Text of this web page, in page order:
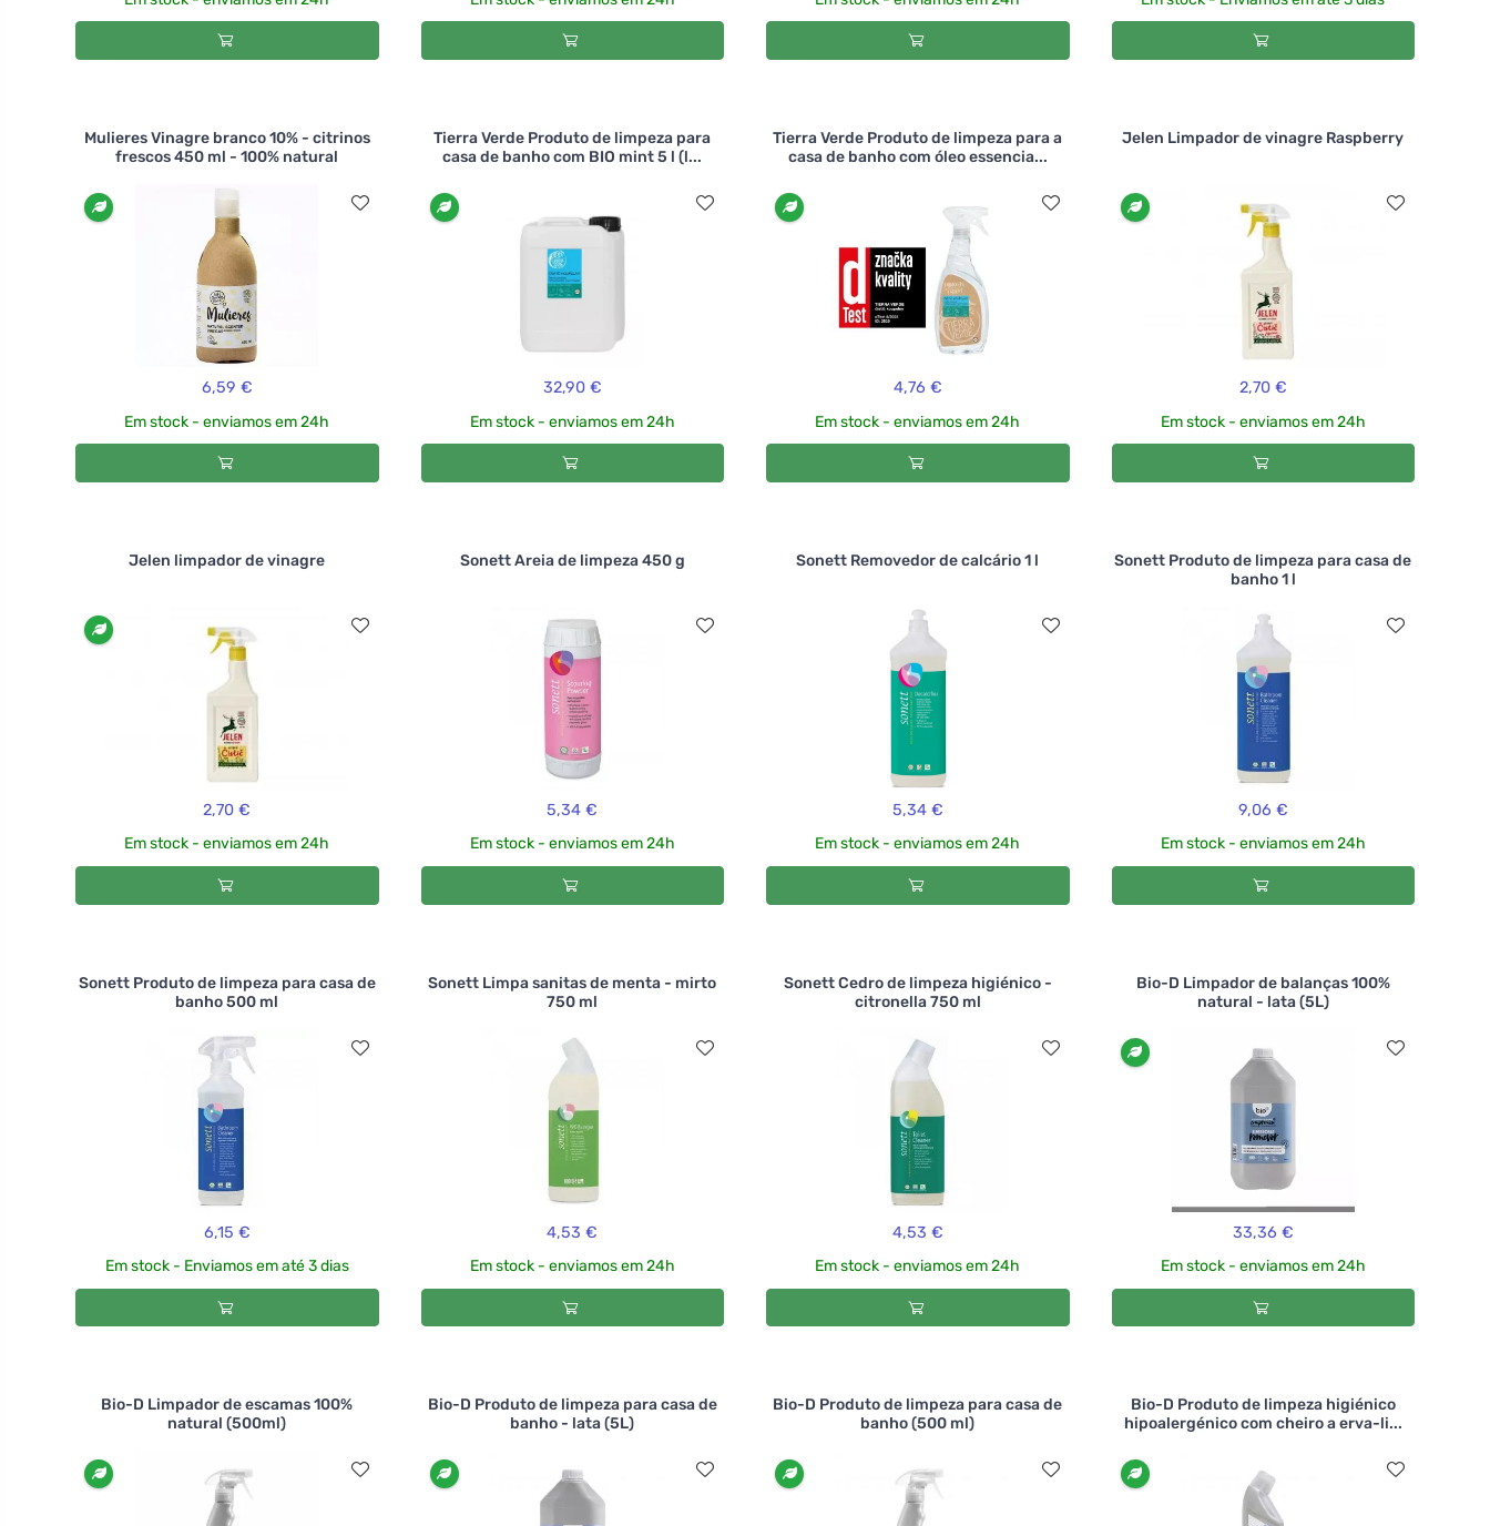
Mulieres Vinagre branco 10% - citrinos
frescos 450 ml - 100% natural
6,59 €
Em stock - enviamos em 24h
Tierra Verde Produto de limpeza para
casa de banho com BIO mint 5 l (l...
32,90 €
Em stock - enviamos em 24h
Tierra Verde Produto de limpeza para a
casa de banho com óleo essencia...
4,76 €
Em stock - enviamos em 24h
Jelen Limpador de vinagre Raspberry
2,70 €
Em stock - enviamos em 24h
Jelen limpador de vinagre
2,70 €
Em stock - enviamos em 24h
Sonett Areia de limpeza 450 g
5,34 €
Em stock - enviamos em 24h
Sonett Removedor de calcário 1 l
5,34 €
Em stock - enviamos em 24h
Sonett Produto de limpeza para casa de
banho 1 l
9,06 €
Em stock - enviamos em 24h
Sonett Produto de limpeza para casa de
banho 500 ml
6,15 €
Em stock - Enviamos em até 3 dias
Sonett Limpa sanitas de menta - mirto
750 ml
4,53 €
Em stock - enviamos em 24h
Sonett Cedro de limpeza higiénico -
citronella 750 ml
4,53 €
Em stock - enviamos em 24h
Bio-D Limpador de balanças 100%
natural - lata (5L)
33,36 €
Em stock - enviamos em 24h
Bio-D Limpador de escamas 100%
natural (500ml)
Bio-D Produto de limpeza para casa de
banho - lata (5L)
Bio-D Produto de limpeza para casa de
banho (500 ml)
Bio-D Produto de limpeza higiénico
hipoalergénico com cheiro a erva-li...